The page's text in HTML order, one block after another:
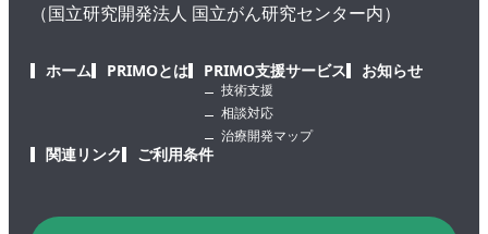
（国立研究開発法人 国立がん研究センター内）
ホーム PRIMOとは PRIMO支援サービス
技術支援
相談対応
治療開発マップ
お知らせ
関連リンク ご利用条件